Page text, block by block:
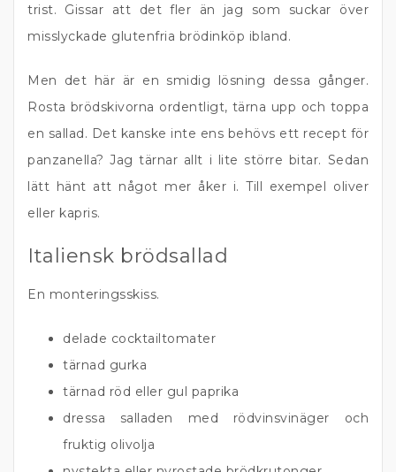
trist. Gissar att det fler än jag som suckar över
misslyckade glutenfria brödinköp ibland.
Men det här är en smidig lösning dessa gånger.
Rosta brödskivorna ordentligt, tärna upp och toppa
en sallad. Det kanske inte ens behövs ett recept för
panzanella? Jag tärnar allt i lite större bitar. Sedan
lätt hänt att något mer åker i. Till exempel oliver
eller kapris.
Italiensk brödsallad
En monteringsskiss.
delade cocktailtomater
tärnad gurka
tärnad röd eller gul paprika
dressa salladen med rödvinsvinäger och
fruktig olivolja